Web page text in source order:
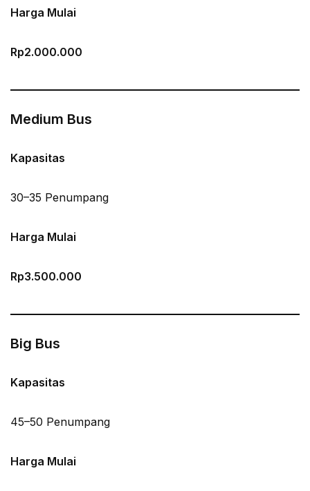
Harga Mulai
Rp2.000.000
Medium Bus
Kapasitas
30–35 Penumpang
Harga Mulai
Rp3.500.000
Big Bus
Kapasitas
45–50 Penumpang
Harga Mulai